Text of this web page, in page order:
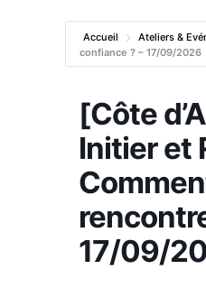
Accueil Ateliers &
confiance ? – 17/09/2026
[Côte
Initier et
17/09/